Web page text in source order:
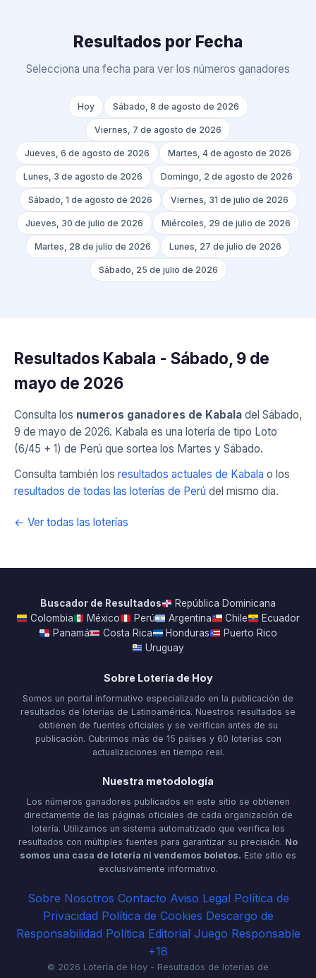
Resultados por Fecha
Selecciona una fecha para ver los números ganadores
Hoy Sábado, 8 de agosto de 2026
Viernes, 7 de agosto de 2026
Jueves, 6 de agosto de 2026 Martes, 4 de agosto de 2026
Lunes, 3 de agosto de 2026 Domingo, 2 de agosto de 2026
Sábado, 1 de agosto de 2026 Viernes, 31 de julio de 2026
Jueves, 30 de julio de 2026 Miércoles, 29 de julio de 2026
Martes, 28 de julio de 2026 Lunes, 27 de julio de 2026
Sábado, 25 de julio de 2026
Resultados Kabala - Sábado, 9 de
mayo de 2026
Consulta los numeros ganadores de Kabala del Sábado,
9 de mayo de 2026. Kabala es una lotería de tipo Loto
(6/45 + 1) de Perú que sortea los Martes y Sábado.
Consulta también los resultados actuales de Kabala o los
resultados de todas las loterías de Perú del mismo dia.
← Ver todas las loterías
Buscador de Resultados
República Dominicana
Colombia
México Perú Argentina Chile
Ecuador
Panamá
Costa Rica Honduras
Puerto Rico
Uruguay
Sobre Lotería de Hoy
Somos un portal informativo especializado en la publicación de
resultados de loterías de Latinoamérica. Nuestros resultados se
obtienen de fuentes oficiales y se verifican antes de su
publicación. Cubrimos más de 15 países y 60 loterías con
actualizaciones en tiempo real.
Nuestra metodología
Los números ganadores publicados en este sitio se obtienen
directamente de las páginas oficiales de cada organización de
lotería. Utilizamos un sistema automatizado que verifica los
resultados con múltiples fuentes para garantizar su precisión. No
somos una casa de loteria ni vendemos boletos. Este sitio es
exclusivamente informativo.
Sobre Nosotros Contacto Aviso Legal Política de
Privacidad Política de Cookies Descargo de
Responsabilidad Política Editorial Juego Responsable
+18
© 2026 Lotería de Hoy - Resultados de loterías de